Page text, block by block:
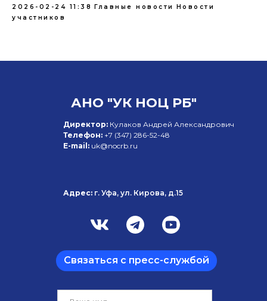
2026-02-24 11:38 Главные новости
Новости
участников
АНО "УК НОЦ РБ"
Директор: Кулаков Андрей Александрович
Телефон: +7 (347) 286-52-48
E-mail: uk@nocrb.ru
Адрес: г. Уфа, ул. Кирова, д.15
Связаться с пресс-службой